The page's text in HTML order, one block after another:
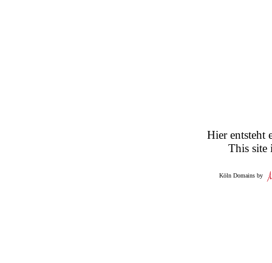
Hier entsteht
This site
Köln Domains by